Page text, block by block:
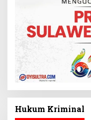
Hukum Kriminal